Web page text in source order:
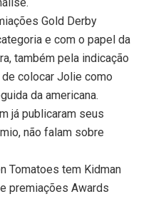
Gold Derby
e com o papel da
também pela indicação
de colocar Jolie como
da americana.
já publicaram seus
não falam sobre
Tomatoes tem Kidman
premiações Awards